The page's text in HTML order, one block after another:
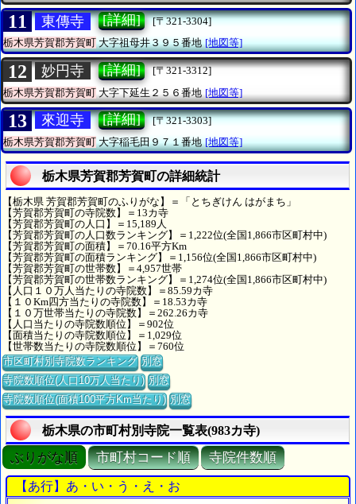
11 東傳寺 [詳細]
[〒321-3304]
栃木県芳賀郡芳賀町大字祖母井３９５番地 [地図等]
12 妙円寺 [詳細]
[〒321-3312]
栃木県芳賀郡芳賀町 大字下延生２５６番地 [地図等]
13 來迎寺 [詳細]
[〒321-3303]
栃木県芳賀郡芳賀町大字稲毛田９７１番地 [地図等]
栃木県芳賀郡芳賀町の詳細統計
【栃木県 芳賀郡芳賀町のふりがな】＝「とちぎけん はがまち」
【芳賀郡芳賀町の寺院数】＝13カ寺
【芳賀郡芳賀町の人口】＝15,189人
【芳賀郡芳賀町の人口数ランキング】＝1,222位(全国1,866市区町村中)
【芳賀郡芳賀町の面積】＝70.16平方Km
【芳賀郡芳賀町の面積ランキング】＝1,156位(全国1,866市区町村中)
【芳賀郡芳賀町の世帯数】＝4,957世帯
【芳賀郡芳賀町の世帯数ランキング】＝1,274位(全国1,866市区町村中)
【人口１０万人当たりの寺院数】＝85.59カ寺
【１０Km四方当たりの寺院数】＝18.53カ寺
【１０万世帯当たりの寺院数】＝262.26カ寺
【人口当たりの寺院数順位】＝902位
【面積当たりの寺院数順位】＝1,029位
【世帯数当たりの寺院数順位】＝760位
市区町村別寺院数ランキング 別窓
寺院数順位(人口10万人当たり) 別窓
寺院数順位(面積100平方Km当たり) 別窓
栃木県の市町村別寺院一覧表(983カ寺)
ぶりがな順 市町村コード順 寺院件数順
【あ行】あ・い・う・え・お